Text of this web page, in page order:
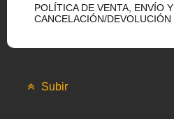
POLÍTICA DE VENTA, ENVÍO Y
CANCELACIÓN/DEVOLUCIÓN
Subir